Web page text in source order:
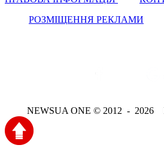
РОЗМІЩЕННЯ РЕКЛАМИ
NEWSUA ONE © 2012 - 2026